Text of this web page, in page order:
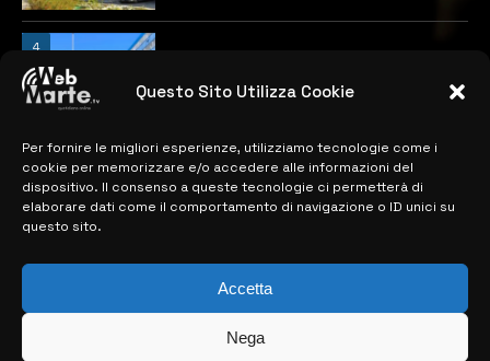
Questo Sito Utilizza Cookie
Per fornire le migliori esperienze, utilizziamo tecnologie come i
cookie per memorizzare e/o accedere alle informazioni del
dispositivo. Il consenso a queste tecnologie ci permetterà di
elaborare dati come il comportamento di navigazione o ID unici su
questo sito.
Accetta
Nega
4
previste
MAPPA DEL SITO